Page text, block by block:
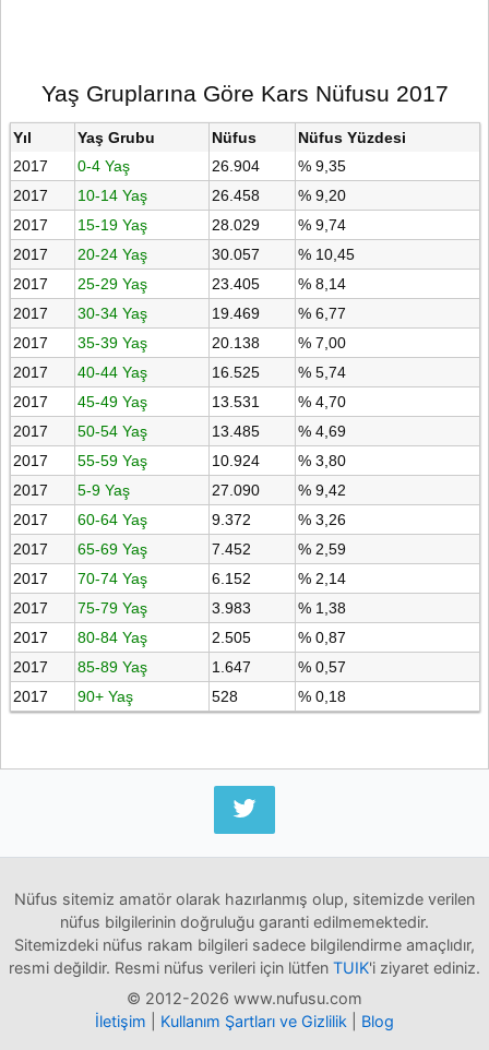
Yaş Gruplarına Göre Kars Nüfusu 2017
Yıl Yaş Grubu Nüfus
Nüfus Yüzdesi
2017
0-4 Yaş 26.904
% 9,35
2017
10-14 Yaş 26.458
% 9,20
2017
15-19 Yaş 28.029
% 9,74
2017
20-24 Yaş 30.057
% 10,45
2017
25-29 Yaş 23.405
% 8,14
2017
30-34 Yaş 19.469
% 6,77
2017
35-39 Yaş 20.138
% 7,00
2017
40-44 Yaş 16.525
% 5,74
2017
45-49 Yaş 13.531
% 4,70
2017
50-54 Yaş 13.485
% 4,69
2017
55-59 Yaş 10.924
% 3,80
2017
5-9 Yaş 27.090
% 9,42
2017
60-64 Yaş 9.372
% 3,26
2017
65-69 Yaş 7.452
% 2,59
2017
70-74 Yaş 6.152
% 2,14
2017
75-79 Yaş 3.983
% 1,38
2017
80-84 Yaş 2.505
% 0,87
2017
85-89 Yaş 1.647
% 0,57
2017
90+ Yaş 528 % 0,18
Nüfus sitemiz amatör olarak hazırlanmış olup, sitemizde verilen
nüfus bilgilerinin doğruluğu garanti edilmemektedir.
Sitemizdeki nüfus rakam bilgileri sadece bilgilendirme amaçlıdır,
resmi değildir. Resmi nüfus verileri için lütfen TUIK'i ziyaret ediniz.
© 2012-2026 www.nufusu.com
İletişim
Kullanım Şartları ve Gizlilik Blog